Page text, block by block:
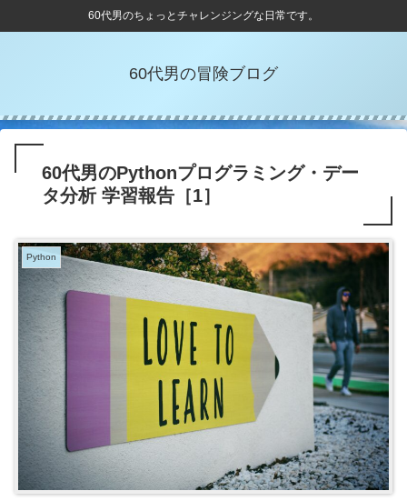
60代男のちょっとチャレンジングな日常です。
60代男の冒険ブログ
60代男のPythonプログラミング・デー
タ分析 学習報告［1］
Python